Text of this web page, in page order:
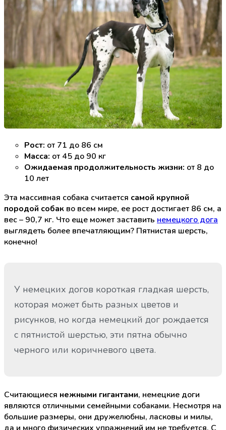
Рост: от 71 до 86 см
Масса: от 45 до 90 кг
Ожидаемая продолжительность жизни: от 8 до
10 лет
Эта массивная собака считается самой крупной
породой собак во всем мире, ее рост достигает 86 см, а
вес – 90,7 кг. Что еще может заставить немецкого дога
выглядеть более впечатляющим? Пятнистая шерсть,
конечно!
У немецких догов короткая гладкая шерсть,
которая может быть разных цветов и
рисунков, но когда немецкий дог рождается
с пятнистой шерстью, эти пятна обычно
черного или коричневого цвета.
Считающиеся нежными гигантами, немецкие доги
являются отличными семейными собаками. Несмотря на
большие размеры, они дружелюбны, ласковы и милы,